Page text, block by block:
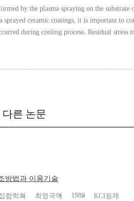
by the plasma spraying on the substrate
sprayed ceramic coatings, it is important to
during cooling process. Residual stress
른 논문
방법과 이용기술
합학회 최영국역 1989 KCI등재